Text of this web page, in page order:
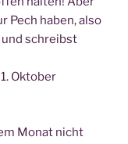
Pech haben, also
schreibst
Oktober
Monat nicht